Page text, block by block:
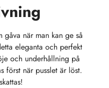
gåva när man kan ge så
eleganta och perfekt
och underhållning på
först när pusslet är löst.